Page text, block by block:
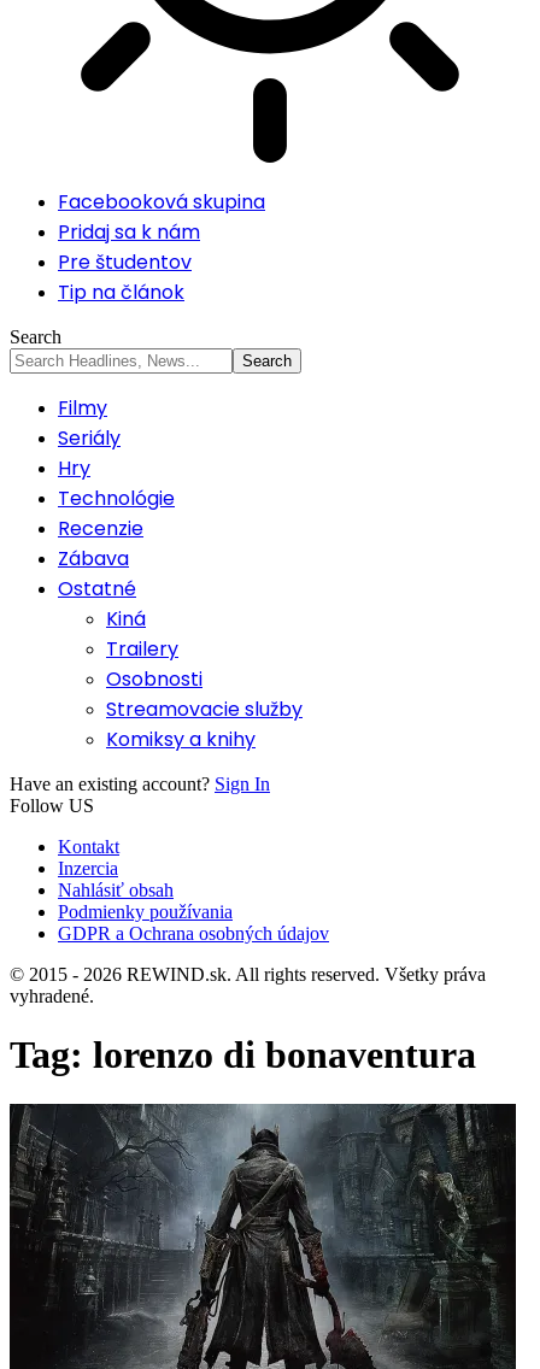
Facebooková skupina
Pridaj sa k nám
Pre študentov
Tip na článok
Search
Filmy
Seriály
Hry
Technológie
Recenzie
Zábava
Ostatné
Kiná
Trailery
Osobnosti
Streamovacie služby
Komiksy a knihy
Have an existing account? Sign In
Follow US
Kontakt
Inzercia
Nahlásiť obsah
Podmienky používania
GDPR a Ochrana osobných údajov
© 2015 - 2026 REWIND.sk. All rights reserved. Všetky práva
vyhradené.
Tag: lorenzo di bonaventura